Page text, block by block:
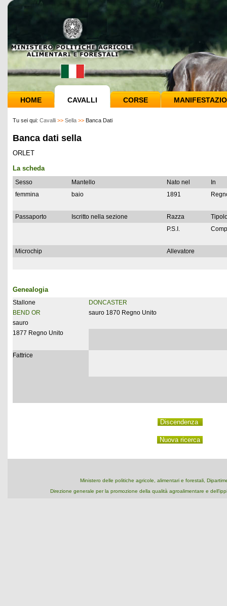
HOME CAVALLI CORSE
Tu sei qui: Cavalli >> Sella >> Banca Dati
Banca dati sella
ORLET
La scheda
Sesso Mantello Nato nel
In
femmina
baio 1891
Passaporto Iscritto nella sezione Razza
P.S.I.
Microchip Allevatore
Genealogia
Stallone
BEND OR
sauro
1877 Regno Unito
DONCASTER
sauro 1870 Regno Unito
Fattrice
Ministero delle politiche agricole, alimentari e forestali,
Direzione generale per la promozione della qualità agroalimentare e